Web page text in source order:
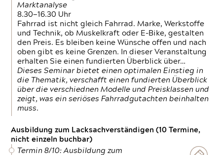
Marktanalyse
8.30—16.30 Uhr
Fahrrad ist nicht gleich Fahrrad. Marke, Werkstoffe
und Technik, ob Muskelkraft oder E-Bike, gestalten
den Preis. Es bleiben keine Wünsche offen und nach
oben gibt es keine Grenzen. In dieser Veranstaltung
erhalten Sie einen fundierten Überblick über…
Dieses Seminar bietet einen optimalen Einstieg in
die Thematik, verschafft einen fundierten Überblick
über die verschiednen Modelle und Preisklassen und
zeigt, was ein seriöses Fahrradgutachten beinhalten
muss.
Ausbildung zum Lacksachverständigen (10 Termine,
nicht einzeln buchbar)
Termin 8/10: Ausbildung zum